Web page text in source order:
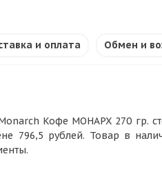
и оплата Обмен и
Кофе МОНАРХ 270 гр.
796,5 рублей. Товар в